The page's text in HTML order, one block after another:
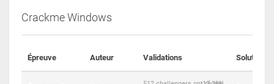
Crackme Windows
Épreuve Auteur Validations Solutions